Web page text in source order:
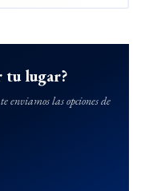
tu lugar?
enviamos las opciones de